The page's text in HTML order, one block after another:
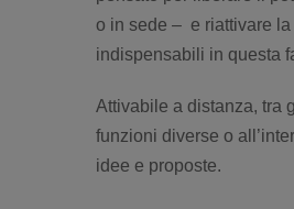
o in sede – e riattivare
indispensabili in questa
Attivabile a distanza, tra
funzioni diverse o
idee e proposte.